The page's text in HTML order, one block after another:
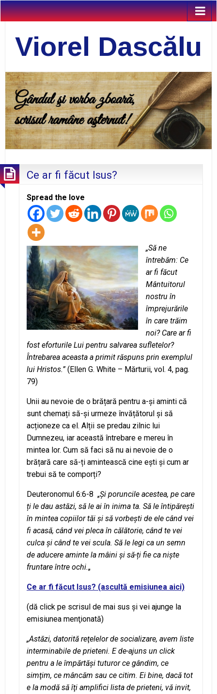
Viorel Dascălu
Ce ar fi făcut Isus?
Spread the love
„Să ne
întrebăm: Ce
ar fi făcut
Mântuitorul
nostru în
împrejurările
în care trăim
noi? Care ar fi
fost eforturile Lui pentru salvarea sufletelor?
Întrebarea aceasta a primit răspuns prin exemplul
lui Hristos.”(Ellen G. White – Mărturii, vol. 4, pag.
79)
Unii au nevoie de o brățară pentru a-și aminti că
sunt chemați să-și urmeze învățătorul și să
acționeze ca el. Alții se predau zilnic lui
Dumnezeu, iar această întrebare e mereu în
mintea lor. Cum să faci să nu ai nevoie de o
brățară care să-ți amintească cine ești și cum ar
trebui să te comporți?
Deuteronomul 6:6-8 „Și poruncile acestea, pe care
ți le dau astăzi, să le ai în inima ta. Să le întipărești
în mintea copiilor tăi și să vorbești de ele când vei
fi acasă, când vei pleca în călătorie, când te vei
culca și când te vei scula. Să le legi ca un semn
de aducere aminte la mâini și să-ți fie ca niște
fruntare între ochi.„
Ce ar fi făcut Isus? (ascultă emisiunea aici)
(dă click pe scrisul de mai sus şi vei ajunge la
emisiunea menţionată)
„Astăzi, datorită reţelelor de socializare, avem liste
interminabile de prieteni. E de-ajuns un click
pentru a le împărtăşi tuturor ce gândim, ce
simţim, ce mâncăm sau ce citim. Ei bine, dacă tot
e la modă să îţi amplifici lista de prieteni, vă invit,